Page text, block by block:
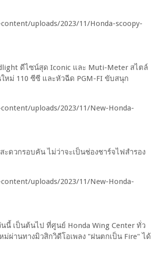
ดีไซน์สุด Iconic และ Muti-Meter สไตล์
หม่ 110 ซีซี และหัวฉีด PGM-FI ขับสนุก
ดวกรอบคัน ไม่ว่าจะเป็นช่องชาร์จไฟสำรอง
นี้ เป็นต้นไป ที่ศูนย์ Honda Wing Center ทั่ว
ผ่านทางมิวสิกวิดีโอเพลง "ฝนตกเป็น Fire" ได้